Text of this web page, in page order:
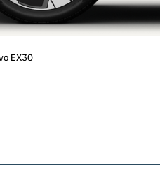
Bilia
EX30